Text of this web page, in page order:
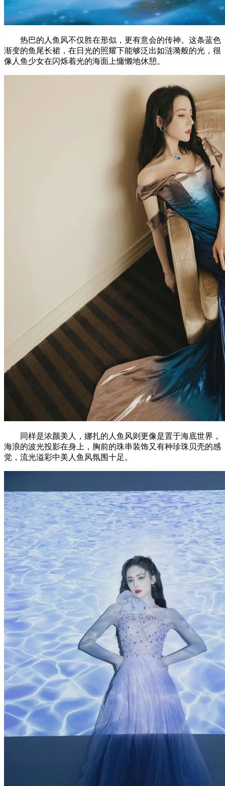
热巴的人鱼风不仅胜在形似，更有意会的传神。这条蓝色
渐变的鱼尾长裙，在日光的照耀下能够泛出如涟漪般的光，很
像人鱼少女在闪烁着光的海面上慵懒地休憩。
同样是浓颜美人，娜扎的人鱼风则更像是置于海底世界，
海浪的波光投影在身上，胸前的珠串装饰又有种珍珠贝壳的感
觉，流光溢彩中美人鱼风氛围十足。